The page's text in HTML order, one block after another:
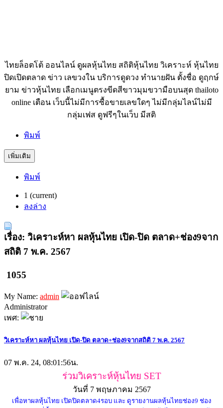
ไทยล็อตโต้ ออนไลน์ ดูผลหุ้นไทย สถิติหุ้นไทย วิเคราะห์ หุ้นไทย
ปิดเปิดตลาด ข่าว เลขวงใน บริการดูดวง ทำนายฝัน ตั้งชื่อ ดูฤกษ์
ยาม ข่าวหุ้นไทย เลือกเมนูตรงขีดสีขาวมุมขวามือบนสุด thailoto
online เตือน เว็บนี้ไม่มีการซื้อขายเลขใดๆ ไม่มีกลุ่มไลน์ไม่มี
กลุ่มเฟส ดูฟรีๆในเว็บ มีสติ
พิมพ์
เพิ่มเติม
พิมพ์
1 (current)
ลงล่าง
เรื่อง: วิเคราะห์หา ผลหุ้นไทย เปิด-ปิด ตลาด+ช่อง9จาก
สถิติ 7 พ.ค. 2567
1055
My Name: admin
Administrator
เพศ:
วิเคราะห์หา ผลหุ้นไทย เปิด-ปิด ตลาด+ช่อง9จากสถิติ 7 พ.ค. 2567
07 พ.ค. 24, 08:01:56น.
ร่วมวิเคราะห์หุ้นไทย SET
วันที่ 7 พฤษภาคม 2567
เพื่อหาผลหุ้นไทย เปิดปิดตลาด4รอบ และ ดูรายงานผลหุ้นไทยช่อง9 ช่อง